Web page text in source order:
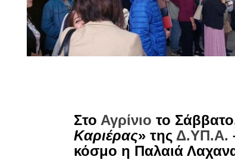
Στο Αγρίνιο το
Καριέρας» της Δ.ΥΠ.Α.
κόσμο η Παλαιά